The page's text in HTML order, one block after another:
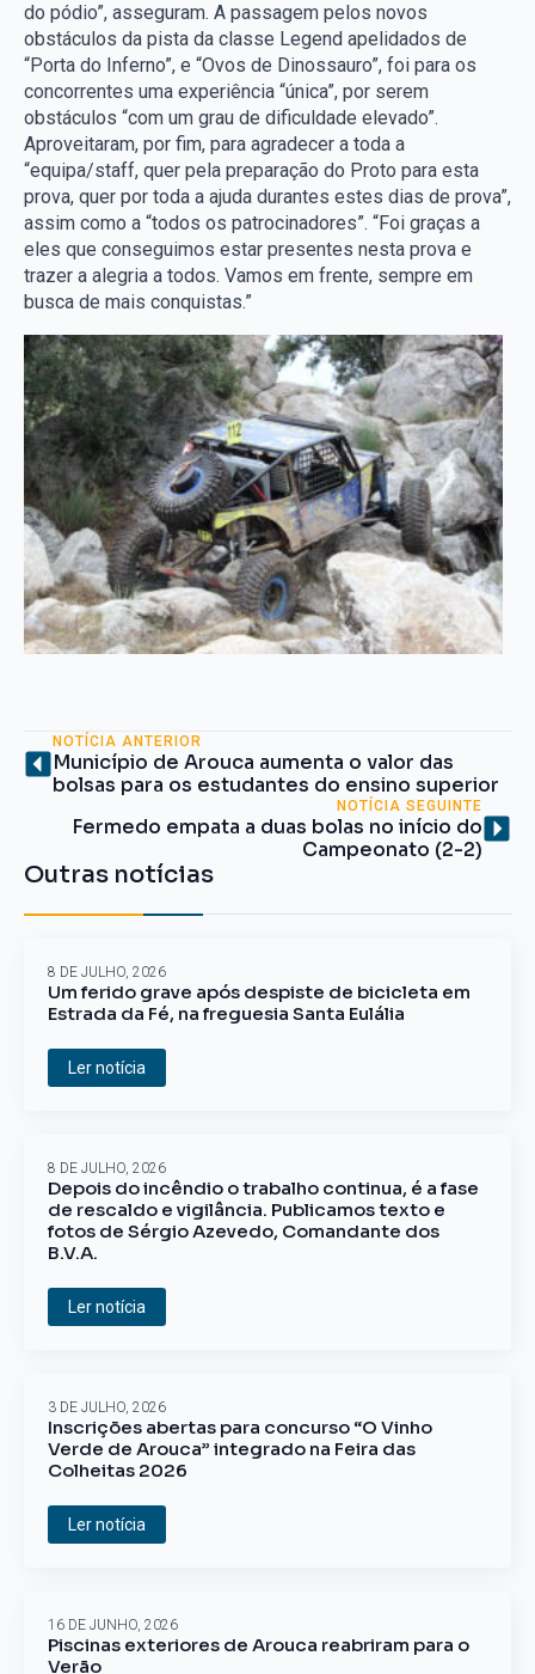
do pódio”, asseguram. A passagem pelos novos
obstáculos da pista da classe Legend apelidados de
“Porta do Inferno”, e “Ovos de Dinossauro”, foi para os
concorrentes uma experiência “única”, por serem
obstáculos “com um grau de dificuldade elevado”.
Aproveitaram, por fim, para agradecer a toda a
“equipa/staff, quer pela preparação do Proto para esta
prova, quer por toda a ajuda durantes estes dias de prova”,
assim como a “todos os patrocinadores”. “Foi graças a
eles que conseguimos estar presentes nesta prova e
trazer a alegria a todos. Vamos em frente, sempre em
busca de mais conquistas.”
NOTÍCIA ANTERIOR
Município de Arouca aumenta o valor das
bolsas para os estudantes do ensino superior
NOTÍCIA SEGUINTE
Fermedo empata a duas bolas no início do
Campeonato (2-2)
Outras notícias
Um ferido grave após despiste de bicicleta em
Estrada da Fé, na freguesia Santa Eulália
8 DE JULHO, 2026
Ler notícia
Depois do incêndio o trabalho continua, é a fase
de rescaldo e vigilância. Publicamos texto e
fotos de Sérgio Azevedo, Comandante dos
B.V.A.
8 DE JULHO, 2026
Ler notícia
Inscrições abertas para concurso “O Vinho
Verde de Arouca” integrado na Feira das
Colheitas 2026
3 DE JULHO, 2026
Ler notícia
Piscinas exteriores de Arouca reabriram para o
Verão
16 DE JUNHO, 2026